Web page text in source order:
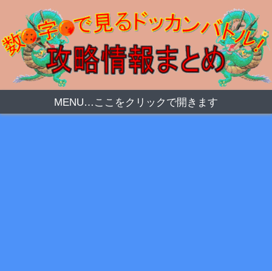
MENU…ここをクリックで開きます